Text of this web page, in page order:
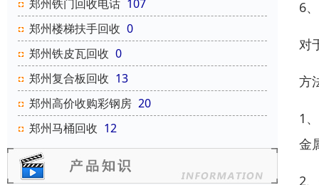
郑州铁门回收电话 107
郑州楼梯扶手回收 0
郑州铁皮瓦回收 0
郑州复合板回收 13
郑州高价收购彩钢房 20
郑州马桶回收 12
6
对
方
1
金
2